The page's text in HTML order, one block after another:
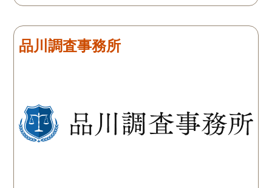
私の想像通り女と頻繁に会
た。さらに探偵が入手した
証拠から二人が肉体関係を
私が夫を疑うだけでは夫の
不倫の実態を知ることがで
きませんでしたので、真相
日は簡単に決めることが
果、妻が男友達と食事だ
した。想像以上に妻の浮
の状態が酷かったので、
然としてしまいました。
品川調査事務所